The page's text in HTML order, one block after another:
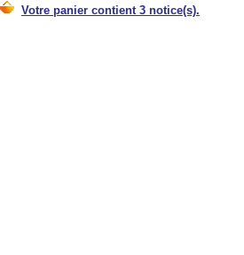
Votre panier contient 3 notice(s).